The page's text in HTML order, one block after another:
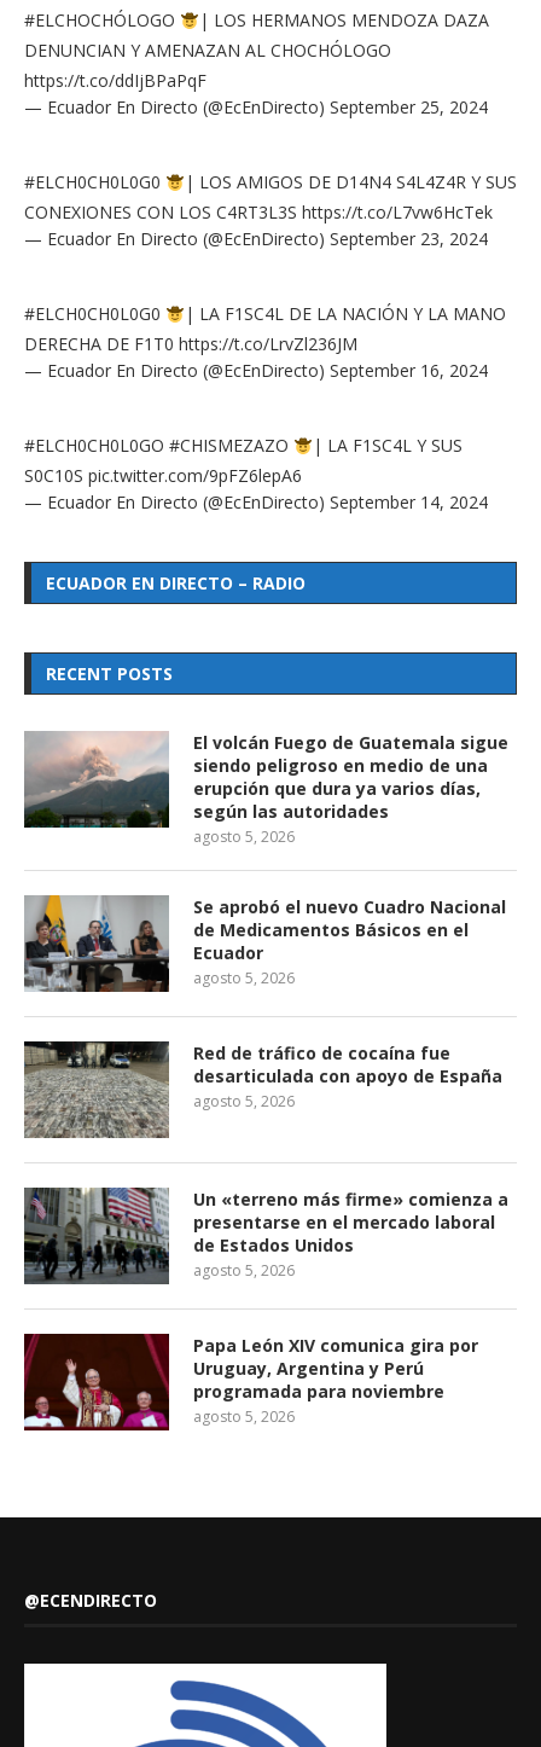
#ELCHOCHÓLOGO
| LOS HERMANOS MENDOZA DAZA
DENUNCIAN Y AMENAZAN AL CHOCHÓLOGO
https://t.co/ddIjBPaPqF
— Ecuador En Directo (@EcEnDirecto) September 25, 2024
#ELCH0CH0L0G0
| LOS AMIGOS DE D14N4 S4L4Z4R Y SUS
CONEXIONES CON LOS C4RT3L3S https://t.co/L7vw6HcTek
— Ecuador En Directo (@EcEnDirecto) September 23, 2024
#ELCH0CH0L0G0
| LA F1SC4L DE LA NACIÓN Y LA MANO
DERECHA DE F1T0 https://t.co/LrvZl236JM
— Ecuador En Directo (@EcEnDirecto) September 16, 2024
#ELCH0CH0L0GO #CHISMEZAZO
| LA F1SC4L Y SUS
S0C10S pic.twitter.com/9pFZ6lepA6
— Ecuador En Directo (@EcEnDirecto) September 14, 2024
ECUADOR EN DIRECTO – RADIO
RECENT POSTS
El volcán Fuego de Guatemala sigue
siendo peligroso en medio de una
erupción que dura ya varios días,
según las autoridades
agosto 5, 2026
Se aprobó el nuevo Cuadro Nacional
de Medicamentos Básicos en el
Ecuador
agosto 5, 2026
Red de tráfico de cocaína fue
desarticulada con apoyo de España
agosto 5, 2026
Un «terreno más firme» comienza a
presentarse en el mercado laboral
de Estados Unidos
agosto 5, 2026
Papa León XIV comunica gira por
Uruguay, Argentina y Perú
programada para noviembre
agosto 5, 2026
@ECENDIRECTO